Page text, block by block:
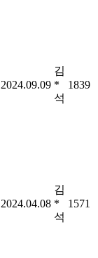
2024.09.09
김
*
석
1839
2024.04.08
김
*
석
1571